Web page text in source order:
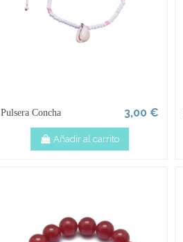
Pulsera Concha 3,00 €
Añadir al carrito